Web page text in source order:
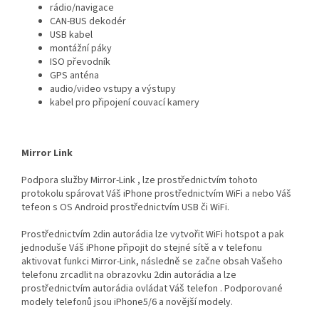
rádio/navigace
CAN-BUS dekodér
USB kabel
montážní páky
ISO převodník
GPS anténa
audio/video vstupy a výstupy
kabel pro připojení couvací kamery
Mirror Link
Podpora služby Mirror-Link , lze prostřednictvím tohoto
protokolu spárovat Váš iPhone prostřednictvím WiFi a nebo Váš
tefeon s OS Android prostřednictvím USB či WiFi.
Prostřednictvím 2din autorádia lze vytvořit WiFi hotspot a pak
jednoduše Váš iPhone připojit do stejné sítě a v telefonu
aktivovat funkci Mirror-Link, následně se začne obsah Vašeho
telefonu zrcadlit na obrazovku 2din autorádia a lze
prostřednictvím autorádia ovládat Váš telefon . Podporované
modely telefonů jsou iPhone5/6 a novější modely.